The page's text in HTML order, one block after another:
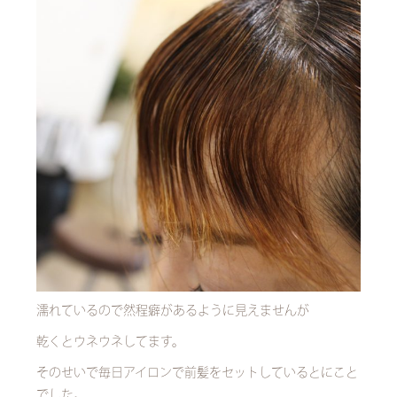
濡れているので然程癖があるように見えませんが
乾くとウネウネしてます。
そのせいで毎日アイロンで前髪をセットしているとにこと